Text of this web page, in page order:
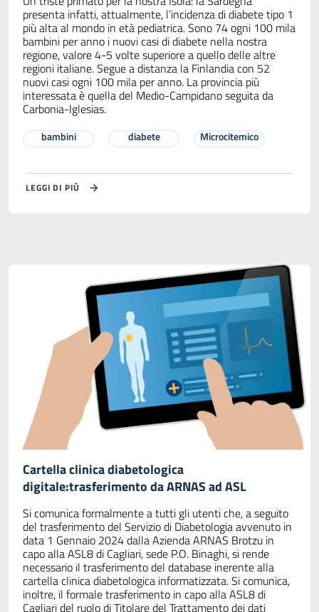
presenta infatti, attualmente, l’incidenza di diabete tipo 1
più alta al mondo in età pediatrica. Sono 74 ogni 100 mila
bambini per anno i nuovi casi di diabete nella nostra
regione, valore 4-5 volte superiore a quello delle altre
regioni italiane. Segue a distanza la Finlandia con 52
nuovi casi ogni 100 mila per anno. La provincia più
interessata è quella del Medio-Campidano seguita da
Carbonia-Iglesias.
bambini diabete Microcitemico
LEGGI DI PIÙ
Cartella clinica diabetologica
digitale:trasferimento da ARNAS ad ASL
Si comunica formalmente a tutti gli utenti che, a seguito
del trasferimento del Servizio di Diabetologia avvenuto in
data 1 Gennaio 2024 dalla Azienda ARNAS Brotzu in
capo alla ASL8 di Cagliari, sede P.O. Binaghi, si rende
necessario il trasferimento del database inerente alla
cartella clinica diabetologica informatizzata. Si comunica,
inoltre, il formale trasferimento in capo alla ASL8 di
Cagliari del ruolo di Titolare del Trattamento dei dati